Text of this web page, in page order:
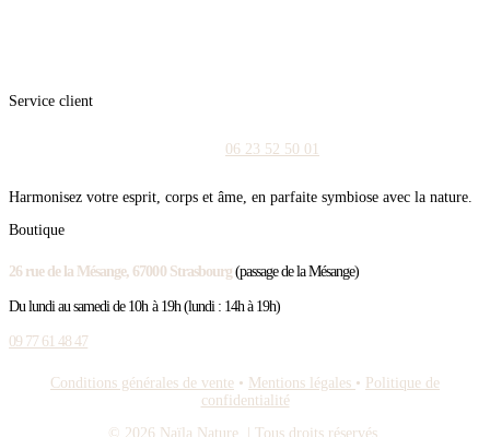
Service client
06 23 52 50 01
Harmonisez votre esprit, corps et âme, en parfaite symbiose avec la nature.
Boutique
26 rue de la Mésange, 67000 Strasbourg(passage de la Mésange)
Du lundi au samedi de 10h à 19h (lundi : 14h à 19h)
09 77 61 48 47
Conditions générales de vente • Mentions légales • Politique de
confidentialité
© 2026 Naïla Nature.
| Tous droits réservés.